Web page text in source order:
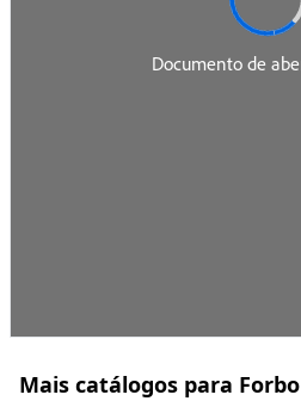
Mais catálogos para Forbo